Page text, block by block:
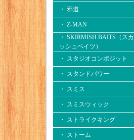
・ 邪道
・ Z-MAN
・ SKIRMISH BAITS（スカ
ッシュベイツ）
・ スタジオコンポジット
・ スタンドパワー
・ スミス
・ スミスウィック
・ ストライクキング
・ ストーム